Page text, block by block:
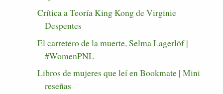
Crítica a Teoría King Kong de Virginie
Despentes
El carretero de la muerte, Selma Lagerlöf |
#WomenPNL
Libros de mujeres que leí en Bookmate | Mini
reseñas